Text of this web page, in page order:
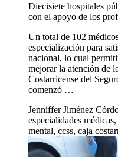
Diecisiete hospitales
con el apoyo de los
Un total de 102
especialización para
nacional, lo cual
mejorar la atención de
Costarricense del
comenzó …
Jenniffer Jiménez
especialidades
mental, ccss, caja